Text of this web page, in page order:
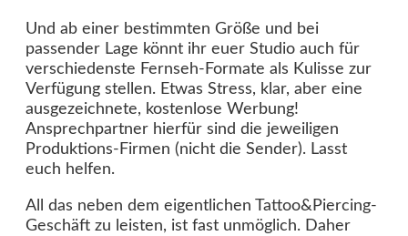
Und ab einer bestimmten Größe und bei
passender Lage könnt ihr euer Studio auch für
verschiedenste Fernseh-Formate als Kulisse zur
Verfügung stellen. Etwas Stress, klar, aber eine
ausgezeichnete, kostenlose Werbung!
Ansprechpartner hierfür sind die jeweiligen
Produktions-Firmen (nicht die Sender). Lasst
euch helfen.
All das neben dem eigentlichen Tattoo&Piercing-
Geschäft zu leisten, ist fast unmöglich. Daher